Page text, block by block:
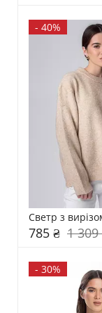
- 40%
Светр з
785 ₴ 1 309
- 30%